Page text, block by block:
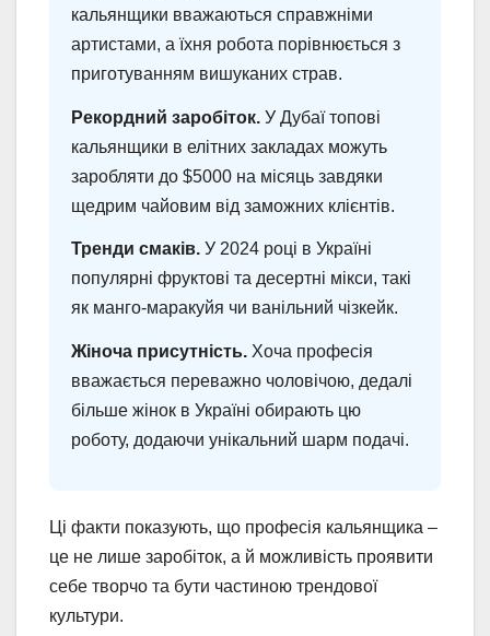
кальянщики вважаються справжніми
артистами, а їхня робота порівнюється з
приготуванням вишуканих страв.
Рекордний заробіток. У Дубаї топові
кальянщики в елітних закладах можуть
заробляти до $5000 на місяць завдяки
щедрим чайовим від заможних клієнтів.
Тренди смаків. У 2024 році в Україні
популярні фруктові та десертні мікси, такі
як манго-маракуйя чи ванільний чізкейк.
Жіноча присутність. Хоча професія
вважається переважно чоловічою, дедалі
більше жінок в Україні обирають цю
роботу, додаючи унікальний шарм подачі.
Ці факти показують, що професія кальянщика –
це не лише заробіток, а й можливість проявити
себе творчо та бути частиною трендової
культури.